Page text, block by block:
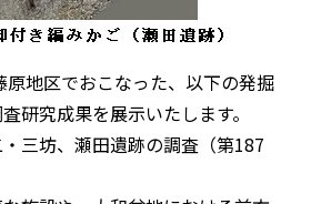
地区でおこなった、以下の発掘
研究成果を展示いたします。
三坊、瀬田遺跡の調査（第187